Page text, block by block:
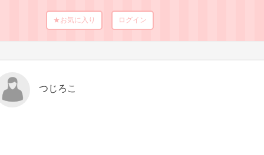
★お気に入り ログイン
つじろこ